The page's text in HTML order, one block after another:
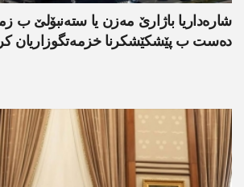
شارەداریا باژارێ مەزن یا ستەنبۆلێ ب
دەست ب پێشکێشکرنا خزمەتگوزاریان کر